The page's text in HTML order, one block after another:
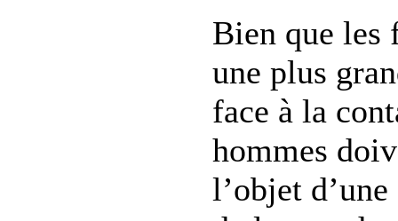
Bien que les
une plus
face à la
hommes
l’objet